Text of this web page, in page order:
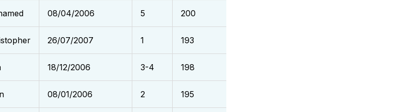
08/04/2006 5 200
26/07/2007 1 193
18/12/2006 3-4 198
08/01/2006 2 195